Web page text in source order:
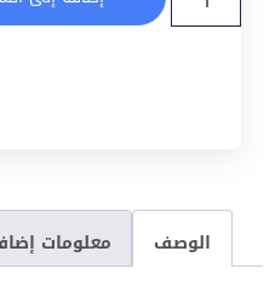
الوصف معلومات